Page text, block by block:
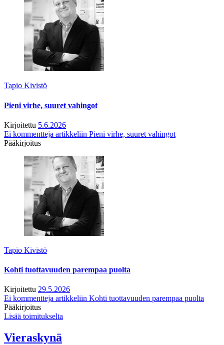
Tapio Kivistö
Pieni virhe, suuret vahingot
Kirjoitettu 5.6.2026
Ei kommentteja artikkeliin Pieni virhe, suuret vahingot
Pääkirjoitus
Tapio Kivistö
Kohti tuottavuuden parempaa puolta
Kirjoitettu 29.5.2026
Ei kommentteja artikkeliin Kohti tuottavuuden parempaa puolta
Pääkirjoitus
Lisää toimitukselta
Vieraskynä